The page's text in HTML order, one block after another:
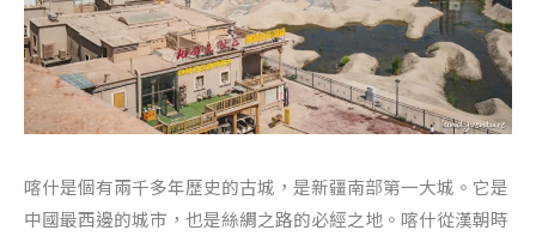
喀什是個有兩千多年歷史的古城，是新疆南部第一大城。它是
中國最西邊的城市，也是絲綢之路的必經之地。喀什從漢朝時